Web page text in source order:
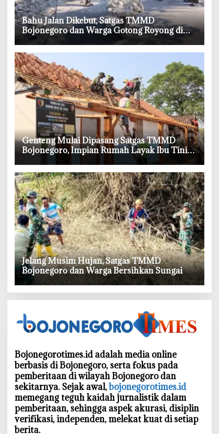
‎Bahu Jalan Dikebut, Satgas TMMD
Bojonegoro dan Warga Gotong Royong di
Tengah Terik
‎Genteng Mulai Dipasang Satgas TMMD
Bojonegoro, Impian Rumah Layak Ibu Tini
‎Jelang Musim Hujan, Satgas TMMD
Bojonegoro dan Warga Bersihkan Sungai
Bojonegorotimes.id adalah media online
berbasis di Bojonegoro, serta fokus pada
pemberitaan di wilayah Bojonegoro dan
sekitarnya. Sejak awal,bojonegorotimes.id
memegang teguh kaidah jurnalistik dalam
pemberitaan, sehingga aspek akurasi, disiplin
verifikasi, independen, melekat kuat di setiap
berita.